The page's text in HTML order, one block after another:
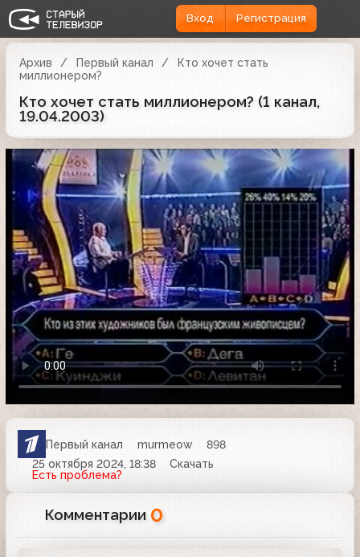
Вход Регистрация
Архив Первый канал
Кто хочет стать
миллионером?
Кто хочет стать миллионером? (1 канал,
19.04.2003)
Первый канал murmeow
898
25 октября 2024, 18:38
Скачать
Есть проблема?
Комментарии 0